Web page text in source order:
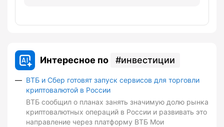
Интересное по инвестиции
ВТБ и Сбер готовят запуск сервисов для торговли
криптовалютой в России
ВТБ сообщил о планах занять значимую долю рынка
криптовалютных операций в России и развивать это
направление через платформу ВТБ Мои